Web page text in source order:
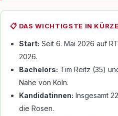
📋 DAS WICHTIGSTE IN KÜRZE
Start: Seit 6. Mai 2026 auf
2026.
Bachelors: Tim Reitz (35)
Nähe von Köln.
Kandidatinnen: Insgesamt
die Rosen.